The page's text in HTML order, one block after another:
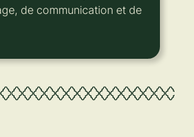
de communication et de